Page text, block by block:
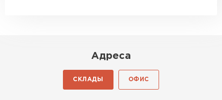
Адреса
СКЛАДЫ ОФИС